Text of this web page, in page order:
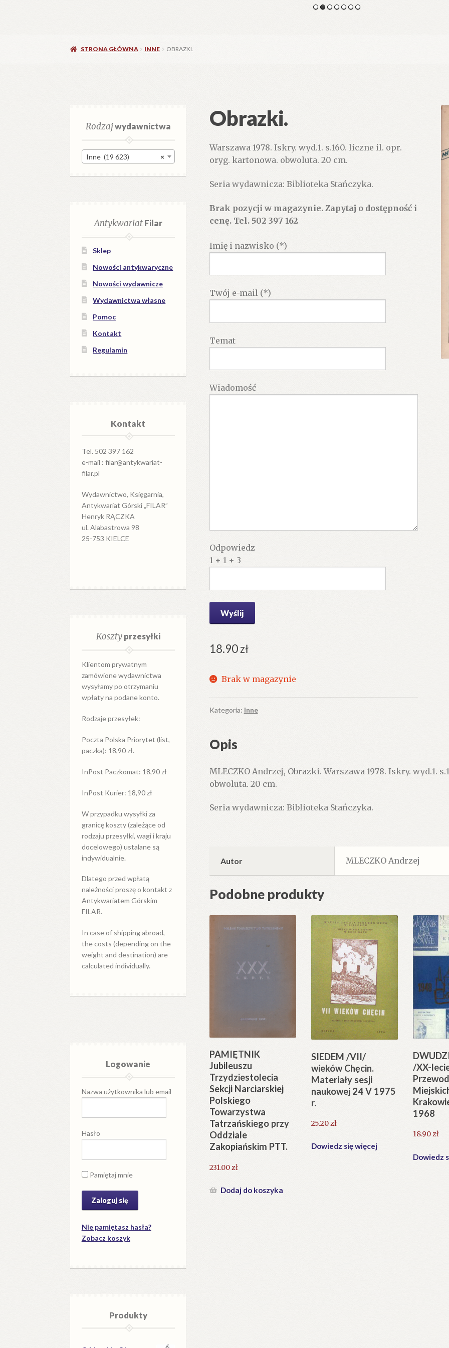
STRONA GŁÓWNA INNE OBRAZKI.
Obrazki.
Warszawa 1978. Iskry. wyd.1. s.160. liczne il. opr.
oryg. kartonowa. obwoluta. 20 cm.
Seria wydawnicza: Biblioteka Stańczyka.
Brak pozycji w magazynie. Zapytaj o dostępność i
cenę. Tel. 502 397 162
Imię i nazwisko (*)
Twój e-mail (*)
Temat
Wiadomość
Odpowiedz
1 + 1 + 3
18.90zł
Brak w magazynie
Kategoria: Inne
Opis
MLECZKO Andrzej, Obrazki. Warszawa 1978. Iskry. wyd.1.
obwoluta. 20 cm.
Seria wydawnicza: Biblioteka Stańczyka.
Autor MLECZKO Andrzej
Podobne produkty
PAMIĘTNIK
Jubileuszu
Trzydziestolecia
Sekcji Narciarskiej
Polskiego
Towarzystwa
Tatrzańskiego przy
Oddziale
Zakopiańskim PTT.
231.00zł
Dodaj do koszyka
SIEDEM /VII/
wieków Chęcin.
Materiały sesji
naukowej 24 V 1975
r.
25.20zł
Dowiedz się więcej
/XX-
1968
18.90zł
Dowiedz
Rodzajwydawnictwa
×
Inne (19 623)
AntykwariatFilar
Sklep
Nowości antykwaryczne
Nowości wydawnicze
Wydawnictwa własne
Pomoc
Kontakt
Regulamin
Kontakt
Tel. 502 397 162
e-mail : filar@antykwariat-
filar.pl
Wydawnictwo, Księgarnia,
Antykwariat Górski „FILAR”
Henryk RĄCZKA
ul. Alabastrowa 98
25-753 KIELCE
Kosztyprzesyłki
Klientom prywatnym
zamówione wydawnictwa
wysyłamy po otrzymaniu
wpłaty na podane konto.
Rodzaje przesyłek:
Poczta Polska Priorytet (list,
paczka): 18,90 zł.
InPost Paczkomat: 18,90 zł
InPost Kurier: 18,90 zł
W przypadku wysyłkiza
granicękoszty (zależące od
rodzaju przesyłki, wagi i kraju
docelowego) ustalane są
indywidualnie.
Dlatego przed wpłatą
należności proszę o kontakt z
Antykwariatem Górskim
FILAR.
In case of shipping abroad,
the costs (depending on the
weight and destination) are
calculated individually.
Logowanie
Nazwa użytkownika lub email
Hasło
Pamiętaj mnie
Nie pamiętasz hasła?
Zobacz koszyk
Produkty